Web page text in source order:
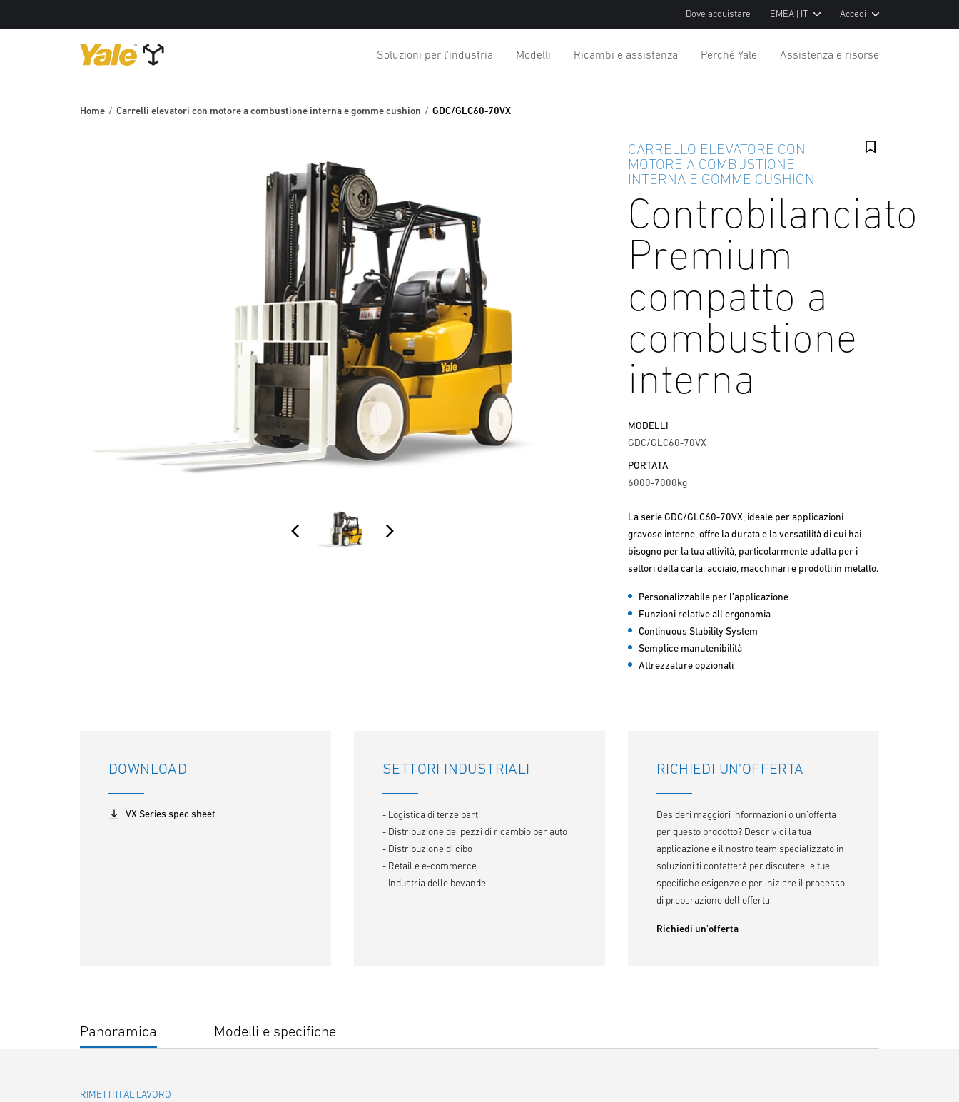
Dove acquistare EMEA | IT Accedi
Soluzioni per l'industria Modelli Ricambi e assistenza Perché Yale Assistenza e risorse
Home Carrelli elevatori con motore a combustione interna e gomme cushion GDC/GLC60-70VX
CARRELLO ELEVATORE CON
MOTORE A COMBUSTIONE
INTERNA E GOMME CUSHION
Controbilanciato
Premium
compatto a
combustione
interna
MODELLI
GDC/GLC60-70VX
PORTATA
6000-7000kg
La serie GDC/GLC60-70VX, ideale per applicazioni
gravose interne, offre la durata e la versatilità di cui hai
bisogno per la tua attività, particolarmente adatta per i
settori della carta, acciaio, macchinari e prodotti in metallo.
Personalizzabile per l’applicazione
Funzioni relative all'ergonomia
Continuous Stability System
Semplice manutenibilità
Attrezzature opzionali
DOWNLOAD
VX Series spec sheet
SETTORI INDUSTRIALI
- Logistica di terze parti
- Distribuzione dei pezzi di ricambio per auto
- Distribuzione di cibo
- Retail e e-commerce
- Industria delle bevande
RICHIEDI UN'OFFERTA
Desideri maggiori informazioni o un’offerta
per questo prodotto? Descrivici la tua
applicazione e il nostro team specializzato in
soluzioni ti contatterà per discutere le tue
specifiche esigenze e per iniziare il processo
di preparazione dell’offerta.
Richiedi un'offerta
Panoramica Modelli e specifiche
RIMETTITI AL LAVORO